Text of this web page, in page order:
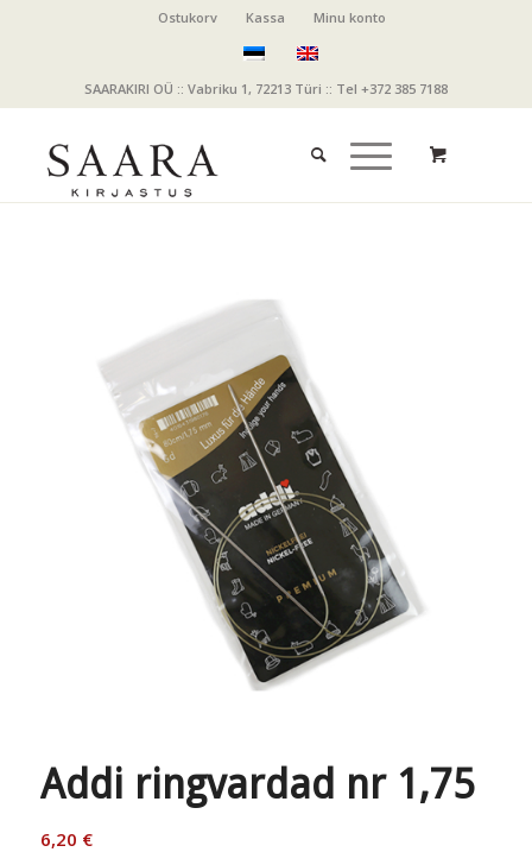
Ostukorv Kassa Minu konto
SAARAKIRI OÜ :: Vabriku 1, 72213 Türi :: Tel +372 385 7188
Addi ringvardad nr 1,75
6,20 €